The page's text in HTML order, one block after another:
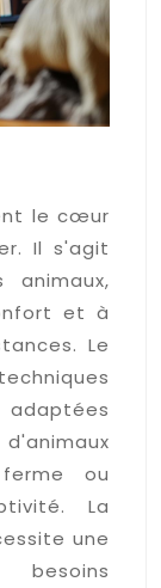
le cœur
Il s'agit
et à
Le
adaptées
ou
La
une
besoins